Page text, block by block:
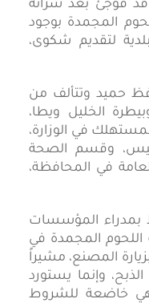
فوجئ بعد شرائه
المجمدة بوجود
لتقديم شكوى،
حميد وتتألف من
الخليل ويطا،
في الوزارة،
وقسم الصحة
في المحافظة،
بمدراء المؤسسات
اللحوم المجمدة في
المصنع، مشيراً
وإنما يستورد
خاضعة للشروط